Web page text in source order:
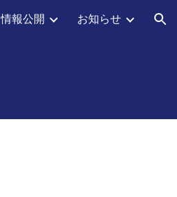
情報公開 お知らせ